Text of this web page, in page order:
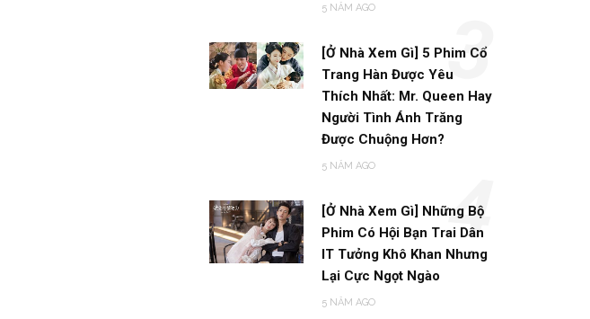
5 NĂM AGO
[Ở Nhà Xem Gì] 5 Phim Cổ
Trang Hàn Được Yêu
Thích Nhất: Mr. Queen Hay
Người Tình Ánh Trăng
Được Chuộng Hơn?
5 NĂM AGO
3
[Ở Nhà Xem Gì] Những Bộ
Phim Có Hội Bạn Trai Dân
IT Tưởng Khô Khan Nhưng
Lại Cực Ngọt Ngào
5 NĂM AGO
4